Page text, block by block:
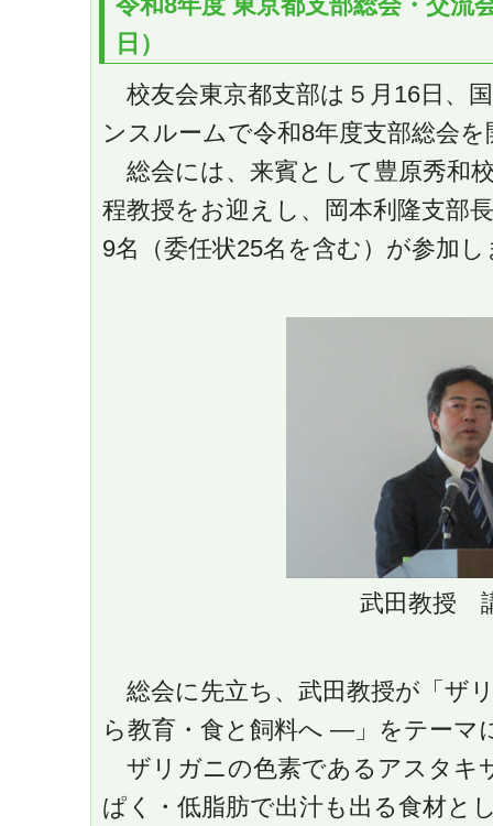
日）
校友会東京都支部は５月16日、
ンスルームで令和8年度支部総会
総会には、来賓として豊原秀和
程教授をお迎えし、岡本利隆支部
9名（委任状25名を含む）が参加
武田教授
総会に先立ち、武田教授が「ザ
ら教育・食と飼料へ ―」をテーマ
ザリガニの色素であるアスタキ
ぱく・低脂肪で出汁も出る食材と